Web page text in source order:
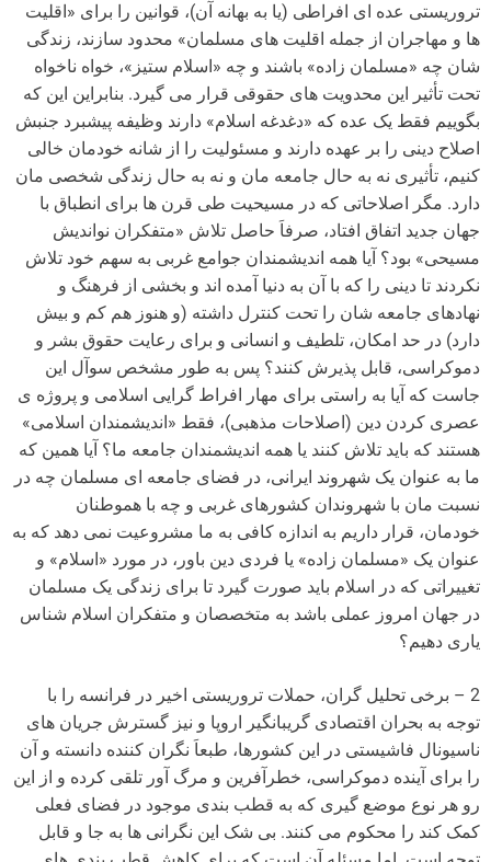
تروریستی عده ای افراطی (یا به بهانه آن)، قوانین را برای «اقلیت
ها و مهاجران از جمله اقلیت های مسلمان» محدود سازند، زندگی
شان چه «مسلمان زاده» باشند و چه «اسلام ستیز»، خواه ناخواه
تحت تأثیر این محدویت های حقوقی قرار می گیرد. بنابراین این که
بگوییم فقط یک عده که «دغدغه اسلام» دارند وظیفه پیشبرد جنبش
اصلاح دینی را بر عهده دارند و مسئولیت را از شانه خودمان خالی
کنیم، تأثیری نه به حال جامعه مان و نه به حال زندگی شخصی مان
دارد. مگر اصلاحاتی که در مسیحیت طی قرن ها برای انطباق با
جهان جدید اتفاق افتاد، صرفاَ حاصل تلاش «متفکران نواندیش
مسیحی» بود؟ آیا همه اندیشمندان جوامع غربی به سهم خود تلاش
نکردند تا دینی را که با آن به دنیا آمده اند و بخشی از فرهنگ و
نهادهای جامعه شان را تحت کنترل داشته (و هنوز هم کم و بیش
دارد) در حد امکان، تلطیف و انسانی و برای رعایت حقوق بشر و
دموکراسی، قابل پذیرش کنند؟ پس به طور مشخص سوآل این
جاست که آیا به راستی برای مهار افراط گرایی اسلامی و پروژه ی
عصری کردن دین (اصلاحات مذهبی)، فقط «اندیشمندان اسلامی»
هستند که باید تلاش کنند یا همه اندیشمندان جامعه ما؟ آیا همین که
ما به عنوان یک شهروند ایرانی، در فضای جامعه ای مسلمان چه در
نسبت مان با شهروندان کشورهای غربی و چه با هموطنان
خودمان، قرار داریم به اندازه کافی به ما مشروعیت نمی دهد که به
عنوان یک «مسلمان زاده» یا فردی دین باور، در مورد «اسلام» و
تغییراتی که در اسلام باید صورت گیرد تا برای زندگی یک مسلمان
در جهان امروز عملی باشد به متخصصان و متفکران اسلام شناس
یاری دهیم؟
2 – برخی تحلیل گران، حملات تروریستی اخیر در فرانسه را با
توجه به بحران اقتصادی گریبانگیر اروپا و نیز گسترش جریان های
ناسیونال فاشیستی در این کشورها، طبعاَ نگران کننده دانسته و آن
را برای آینده دموکراسی، خطرآفرین و مرگ آور تلقی کرده و از این
رو هر نوع موضع گیری که به قطب بندی موجود در فضای فعلی
کمک کند را محکوم می کنند. بی شک این نگرانی ها به جا و قابل